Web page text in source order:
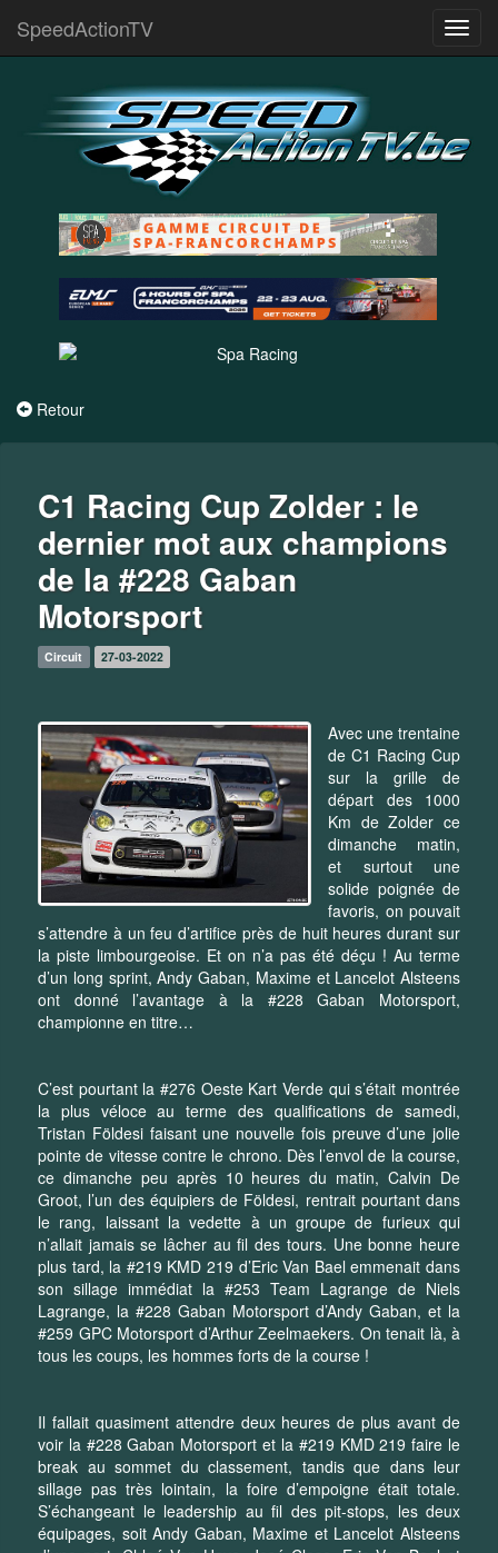
SpeedActionTV
Retour
C1 Racing Cup Zolder : le
dernier mot aux champions
de la #228 Gaban
Motorsport
Circuit 27-03-2022
Avec une trentaine
de C1 Racing Cup
sur la grille de
départ des 1000
Km de Zolder ce
dimanche matin,
et surtout une
solide poignée de
favoris, on pouvait
s’attendre à un feu d’artifice près de huit heures durant sur
la piste limbourgeoise. Et on n’a pas été déçu ! Au terme
d’un long sprint, Andy Gaban, Maxime et Lancelot Alsteens
ont donné l’avantage à la #228 Gaban Motorsport,
championne en titre…
C’est pourtant la #276 Oeste Kart Verde qui s’était montrée
la plus véloce au terme des qualifications de samedi,
Tristan Földesi faisant une nouvelle fois preuve d’une jolie
pointe de vitesse contre le chrono. Dès l’envol de la course,
ce dimanche peu après 10 heures du matin, Calvin De
Groot, l’un des équipiers de Földesi, rentrait pourtant dans
le rang, laissant la vedette à un groupe de furieux qui
n’allait jamais se lâcher au fil des tours. Une bonne heure
plus tard, la #219 KMD 219 d’Eric Van Bael emmenait dans
son sillage immédiat la #253 Team Lagrange de Niels
Lagrange, la #228 Gaban Motorsport d’Andy Gaban, et la
#259 GPC Motorsport d’Arthur Zeelmaekers. On tenait là, à
tous les coups, les hommes forts de la course !
Il fallait quasiment attendre deux heures de plus avant de
voir la #228 Gaban Motorsport et la #219 KMD 219 faire le
break au sommet du classement, tandis que dans leur
sillage pas très lointain, la foire d’empoigne était totale.
S’échangeant le leadership au fil des pit-stops, les deux
équipages, soit Andy Gaban, Maxime et Lancelot Alsteens